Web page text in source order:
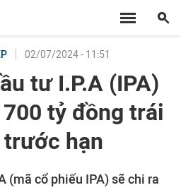
02/07/2024 - 11:51
tư I.P.A (IPA)
tỷ đồng trái
trước hạn
(mã cổ phiếu IPA) sẽ chi ra